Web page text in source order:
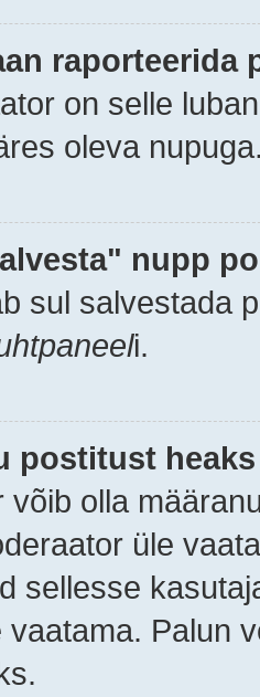
raporteerida
on selle
oleva
nupp
sul salvestada
i.
postitust
võib olla
üle
sellesse
vaatama. Palun